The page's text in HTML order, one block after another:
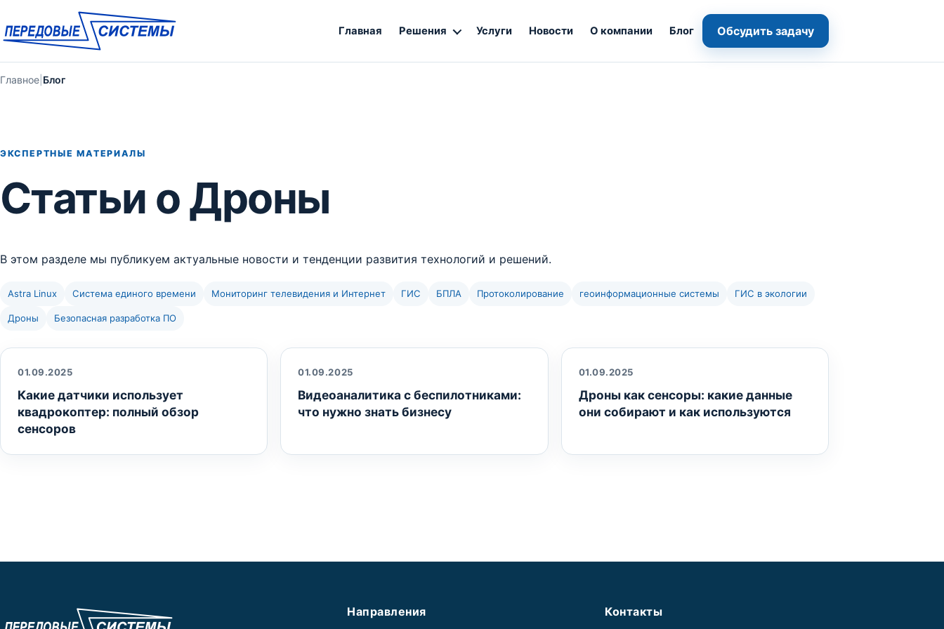
Главная Решения Услуги Новости О компании Блог Обсудить задачу
Главное Блог
ЭКСПЕРТНЫЕ МАТЕРИАЛЫ
Статьи о Дроны
В этом разделе мы публикуем актуальные новости и тенденции развития технологий и решений.
Astra Linux Система единого времени Мониторинг телевидения и Интернет ГИС БПЛА Протоколирование геоинформационные системы ГИС в экологии
Дроны Безопасная разработка ПО
01.09.2025
Какие датчики использует
квадрокоптер: полный обзор
сенсоров
01.09.2025
Видеоаналитика с беспилотниками:
что нужно знать бизнесу
01.09.2025
Дроны как сенсоры: какие данные
они собирают и как используются
Направления Контакты